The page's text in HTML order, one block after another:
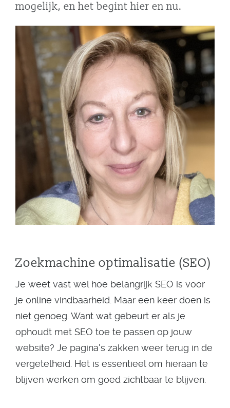
mogelijk, en het begint hier en nu.
Zoekmachine optimalisatie (SEO)
Je weet vast wel hoe belangrijk SEO is voor
je online vindbaarheid. Maar een keer doen is
niet genoeg. Want wat gebeurt er als je
ophoudt met SEO toe te passen op jouw
website? Je pagina's zakken weer terug in de
vergetelheid. Het is essentieel om hieraan te
blijven werken om goed zichtbaar te blijven.